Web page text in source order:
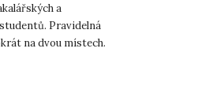
a
Pravidelná
na dvou místech.